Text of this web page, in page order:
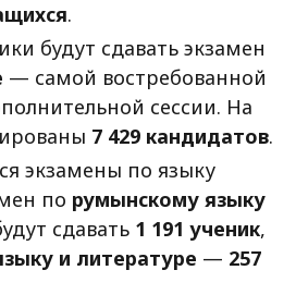
.
будут сдавать экзамен
— самой востребованной
сессии. На
7 429 кандидатов.
экзамены по языку
по румынскому языку
сдавать 1 191 ученик,
и литературе — 257